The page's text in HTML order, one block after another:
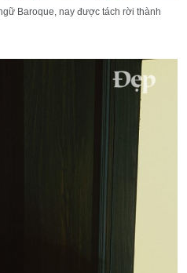
Baroque, nay được tách rời thành